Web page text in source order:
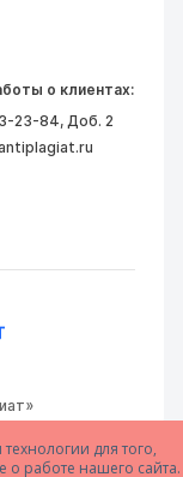
для того,
о работе нашего сайта.
о клиентах:
23-84, Доб. 2